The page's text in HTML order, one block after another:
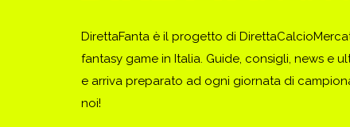
DirettaFanta è il progetto di
fantasy game in Italia. Guide, consigli, news e
e arriva preparato ad ogni giornata di
noi!